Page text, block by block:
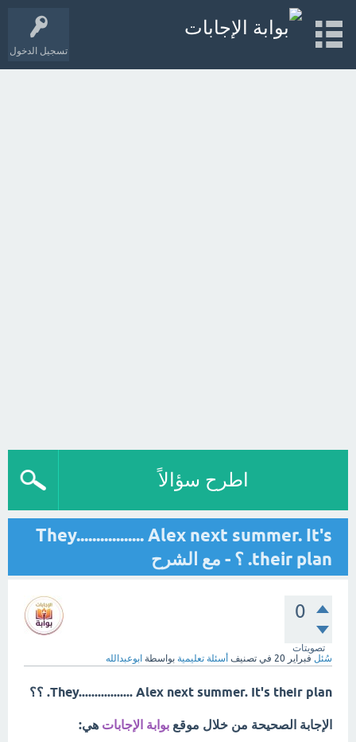
تسجيل الدخول
اطرح سؤالاً
They................. Alex next summer. It's
their plan. ؟ - مع الشرح
0
تصويتات
سُئل فبراير 20 في تصنيف أسئلة تعليمية بواسطة ابوعبدالله
They................. Alex next summer. It's their plan. ؟؟
الإجابة الصحيحة من خلال موقع بوابة الإجابات هي: